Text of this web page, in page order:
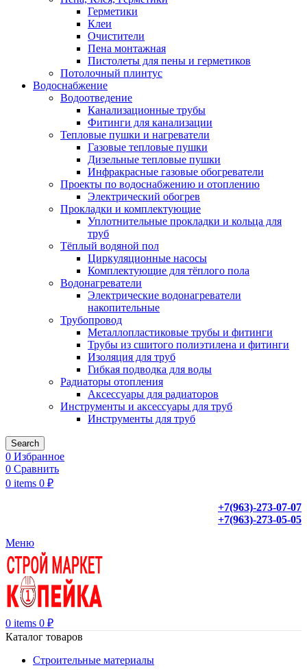
Герметики
Клеи
Очистители
Пена монтажная
Пистолеты для пены и герметиков
Потолочный плинтус
Водоснабжение
Водоотведение
Канализационные трубы
Фитинги для канализации
Тепловые пушки и нагреватели
Газовые тепловые пушки
Дизельные тепловые пушки
Инфракрасные газовые обогреватели
Проекты по водоснабжению и отоплению
Электрический обогрев
Прокладки и комплектующие
Уплотнительные прокладки и кольца для
труб
Тёплый водяной пол
Циркуляционные насосы
Комплектующие для тёплого пола
Водонагреватели
Электрические водонагреватели
накопительные
Трубопровод
Металлопластиковые трубы и фитинги
Трубы из сшитого полиэтилена и фитинги
Изоляция для труб
Гибкая подводка для воды
Радиаторы отопления
Аксессуары для радиаторов
Инструменты и аксессуары для труб
Инструменты для труб
Search
0 Избранное
0 Сравнить
0 items 0 ₽
+7(963)-273-07-07
+7(963)-273-05-05
Меню
0 items 0 ₽
Каталог товаров
Строительные материалы